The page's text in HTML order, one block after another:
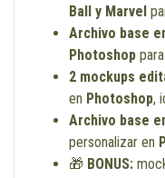
Ball y Marvel
Archivo base
Photoshop
2 mockups
en Photoshop,
Archivo base
personalizar en
🎁 BONUS: